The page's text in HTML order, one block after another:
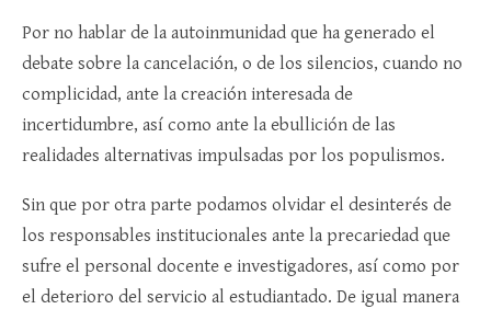
Por no hablar de la autoinmunidad que ha generado el
debate sobre la cancelación, o de los silencios, cuando no
complicidad, ante la creación interesada de
incertidumbre, así como ante la ebullición de las
realidades alternativas impulsadas por los populismos.
Sin que por otra parte podamos olvidar el desinterés de
los responsables institucionales ante la precariedad que
sufre el personal docente e investigadores, así como por
el deterioro del servicio al estudiantado. De igual manera